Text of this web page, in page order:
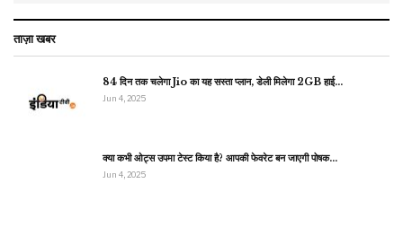
ताज़ा खबर
84 दिन तक चलेगा Jio का यह सस्ता प्लान, डेली मिलेगा 2GB हाई…
Jun 4, 2025
क्या कभी ओट्स उपमा टेस्ट किया है? आपकी फेवरेट बन जाएगी पोषक…
Jun 4, 2025